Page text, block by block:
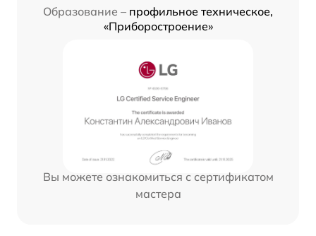
Образование – профильное техническое,
«Приборостроение»
Вы можете ознакомиться с сертификатом
мастера